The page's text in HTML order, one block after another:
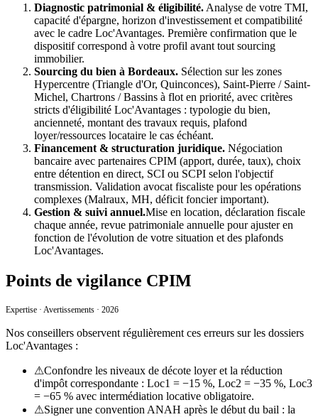
Diagnostic patrimonial & éligibilité. Analyse de votre TMI,
capacité d'épargne, horizon d'investissement et compatibilité
avec le cadre Loc'Avantages. Première confirmation que le
dispositif correspond à votre profil avant tout sourcing
immobilier.
Sourcing du bien à Bordeaux. Sélection sur les zones
Hypercentre (Triangle d'Or, Quinconces), Saint-Pierre / Saint-
Michel, Chartrons / Bassins à flot en priorité, avec critères
stricts d'éligibilité Loc'Avantages : typologie du bien,
ancienneté, montant des travaux requis, plafond
loyer/ressources locataire le cas échéant.
Financement & structuration juridique. Négociation
bancaire avec partenaires CPIM (apport, durée, taux), choix
entre détention en direct, SCI ou SCPI selon l'objectif
transmission. Validation avocat fiscaliste pour les opérations
complexes (Malraux, MH, déficit foncier important).
Gestion & suivi annuel.Mise en location, déclaration fiscale
chaque année, revue patrimoniale annuelle pour ajuster en
fonction de l'évolution de votre situation et des plafonds
Loc'Avantages.
Points de vigilance CPIM
Expertise · Avertissements · 2026
Nos conseillers observent régulièrement ces erreurs sur les dossiers
Loc'Avantages :
⚠Confondre les niveaux de décote loyer et la réduction
d'impôt correspondante : Loc1 = −15 %, Loc2 = −35 %, Loc3
= −65 % avec intermédiation locative obligatoire.
⚠Signer une convention ANAH après le début du bail : la